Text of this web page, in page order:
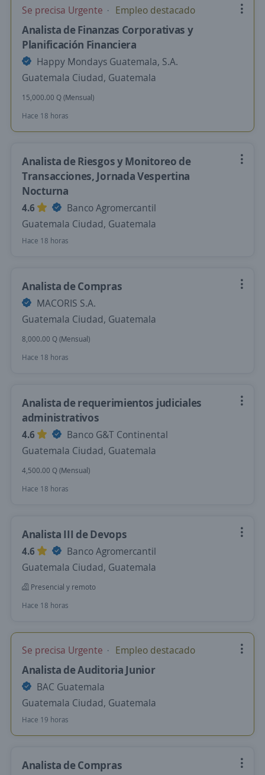
Se precisa Urgente Empleo destacado
Analista de Finanzas Corporativas y
Planificación Financiera
Happy Mondays Guatemala, S.A.
Guatemala Ciudad, Guatemala
15,000.00 Q (Mensual)
Hace 18 horas
Analista de Riesgos y Monitoreo de
Transacciones, Jornada Vespertina
Nocturna
4.6
Banco Agromercantil
Guatemala Ciudad, Guatemala
Hace 18 horas
Analista de Compras
MACORIS S.A.
Guatemala Ciudad, Guatemala
8,000.00 Q (Mensual)
Hace 18 horas
Analista de requerimientos judiciales
administrativos
4.6
Banco G&T Continental
Guatemala Ciudad, Guatemala
4,500.00 Q (Mensual)
Hace 18 horas
Analista III de Devops
4.6
Banco Agromercantil
Guatemala Ciudad, Guatemala
Presencial y remoto
Hace 18 horas
Se precisa Urgente Empleo destacado
Analista de Auditoria Junior
BAC Guatemala
Guatemala Ciudad, Guatemala
Hace 19 horas
Analista de Compras